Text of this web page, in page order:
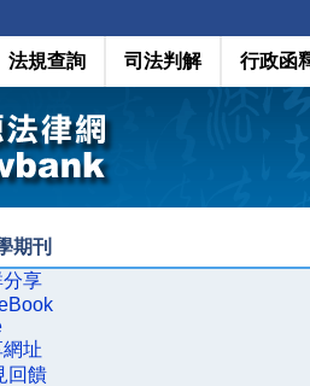
法規查詢 司法判解 行政函
期刊
享
址
回饋